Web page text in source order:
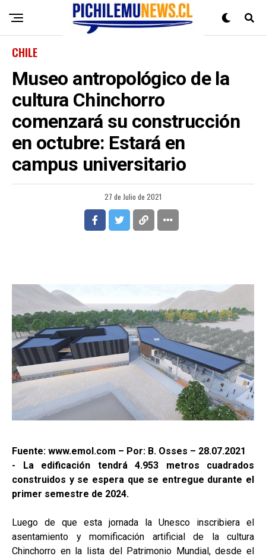
CHILE
Museo antropológico de la
cultura Chinchorro
comenzará su construcción
en octubre: Estará en
campus universitario
27 de Julio de 2021
Fuente: www.emol.com – Por: B. Osses – 28.07.2021
- La edificación tendrá 4.953 metros cuadrados
construidos y se espera que se entregue durante el
primer semestre de 2024.
Luego de que esta jornada la Unesco inscribiera el
asentamiento y momificación artificial de la cultura
Chinchorro en la lista del Patrimonio Mundial, desde el